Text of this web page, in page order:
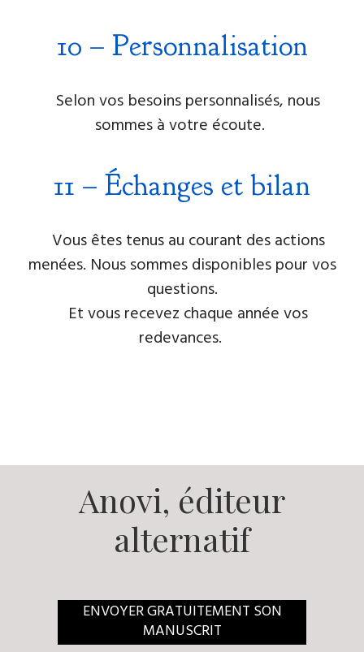
​10 – ​Personnalisation
​Selon vos besoins personnalisés, nous
sommes à votre écoute.
11 – ​​Échanges et bilan
​Vous êtes tenus au courant des actions
menées. Nous sommes disponibles pour vos
questions.
Et vous recevez ​chaque année vos
redevances.
​Anovi, éditeur
alternatif
​ENVOYER GRATUITEMENT SON
MANUSCRIT